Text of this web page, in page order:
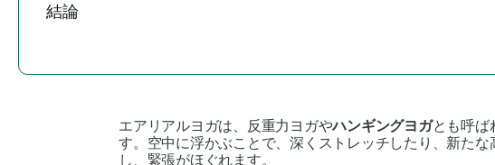
結論
エアリアルヨガは、反重力ヨガやハンギングヨガとも呼ば
す。空中に浮かぶことで、深くストレッチしたり、新た
し、緊張がほぐれます。